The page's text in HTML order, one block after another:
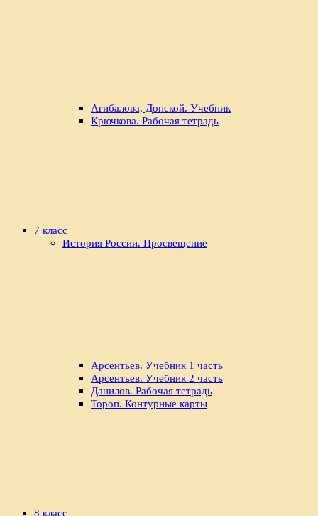
Агибалова, Донской. Учебник
Крючкова. Рабочая тетрадь
7 класс
История России. Просвещение
Арсентьев. Учебник 1 часть
Арсентьев. Учебник 2 часть
Данилов. Рабочая тетрадь
Тороп. Контурные карты
8 класс